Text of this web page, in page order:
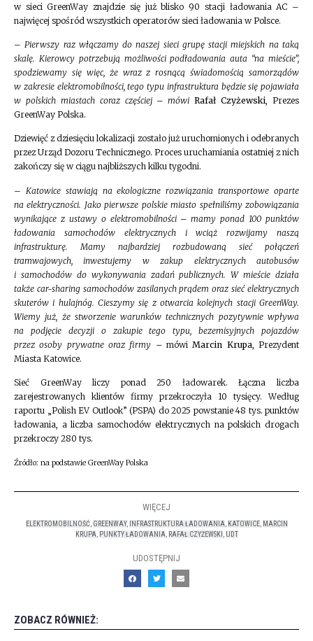
w sieci GreenWay znajdzie się już blisko 90 stacji ładowania AC –
najwięcej spośród wszystkich operatorów sieci ładowania w Polsce.
– Pierwszy raz włączamy do naszej sieci grupę stacji miejskich na taką
skalę. Kierowcy potrzebują możliwości podładowania auta “na mieście”,
spodziewamy się więc, że wraz z rosnącą świadomością samorządów
w zakresie elektromobilności, tego typu infrastruktura będzie się pojawiała
w polskich miastach coraz częściej – mówi Rafał Czyżewski , Prezes
GreenWay Polska.
Dziewięć z dziesięciu lokalizacji zostało już uruchomionych i odebranych
przez Urząd Dozoru Technicznego. Proces uruchamiania ostatniej z nich
zakończy się w ciągu najbliższych kilku tygodni.
– Katowice stawiają na ekologiczne rozwiązania transportowe oparte
na elektryczności. Jako pierwsze polskie miasto spełniliśmy zobowiązania
wynikające z ustawy o elektromobilności – mamy ponad 100 punktów
ładowania samochodów elektrycznych i wciąż rozwijamy naszą
infrastrukturę. Mamy najbardziej rozbudowaną sieć połączeń
tramwajowych, inwestujemy w zakup elektrycznych autobusów
i samochodów do wykonywania zadań publicznych. W mieście działa
także car-sharing samochodów zasilanych prądem oraz sieć elektrycznych
skuterów i hulajnóg. Cieszymy się z otwarcia kolejnych stacji GreenWay.
Wiemy już, że stworzenie warunków technicznych pozytywnie wpływa
na podjęcie decyzji o zakupie tego typu, bezemisyjnych pojazdów
przez osoby prywatne oraz firmy – mówiMarcin Krupa, Prezydent
Miasta Katowice.
Sieć GreenWay liczy ponad 250 ładowarek. Łączna liczba
zarejestrowanych klientów firmy przekroczyła 10 tysięcy. Według
raportu „Polish EV Outlook” (PSPA) do 2025 powstanie 48 tys. punktów
ładowania, a liczba samochodów elektrycznych na polskich drogach
przekroczy 280 tys.
Źródło: na podstawie GreenWay Polska
WIĘCEJ
ELEKTROMOBILNOŚĆ GREENWAY, INFRASTRUKTURA ŁADOWANIA KATOWICE, MARCIN
KRUPA
PUNKTY ŁADOWANIA RAFAŁ CZYŻEWSKI UDT
UDOSTĘPNIJ
ZOBACZ RÓWNIEŻ: